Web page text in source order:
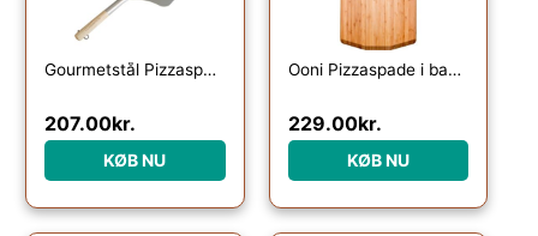
Gourmetstål Pizzaspade i aluminium
207.00kr.
KØB NU
Ooni Pizzaspade i bambus, 30,5 cm.
229.00kr.
KØB NU